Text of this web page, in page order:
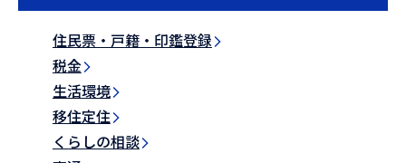
住民票・戸籍・印鑑登録
税金
生活環境
移住定住
くらしの相談